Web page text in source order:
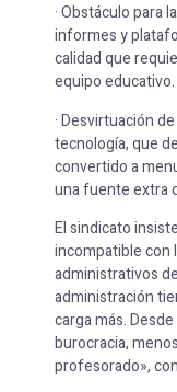
· Obstáculo para
informes y
calidad que
equipo educativo.
· Desvirtuación
tecnología, que
convertido a
una fuente extra
El sindicato
incompatible con
administrativos
administración
carga más.
burocracia,
profesorado»,